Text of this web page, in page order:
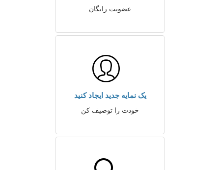
عضویت رایگان
یک نمایه جدید ایجاد کنید
خودت را توصیف کن